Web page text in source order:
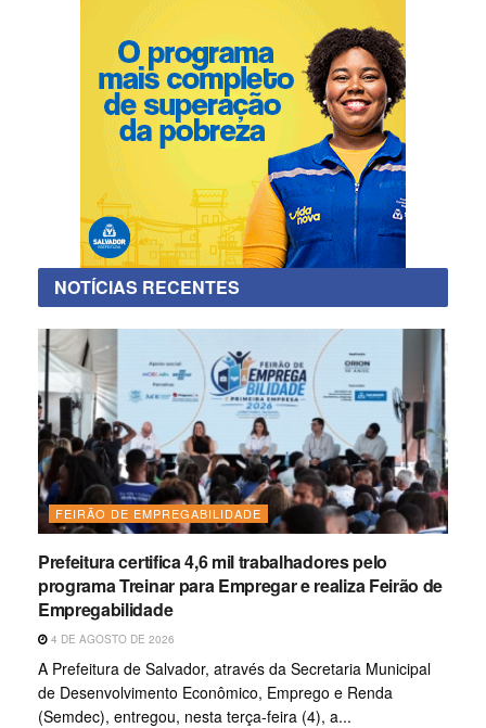
NOTÍCIAS RECENTES
FEIRÃO DE EMPREGABILIDADE
Prefeitura certifica 4,6 mil trabalhadores pelo
programa Treinar para Empregar e realiza Feirão de
Empregabilidade
4 DE AGOSTO DE 2026
A Prefeitura de Salvador, através da Secretaria Municipal
de Desenvolvimento Econômico, Emprego e Renda
(Semdec), entregou, nesta terça-feira (4), a...